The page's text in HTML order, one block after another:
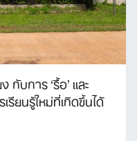
กับการ ‘รื้อ’ และ
รียนรู้ใหม่ที่เกิดขึ้นได้